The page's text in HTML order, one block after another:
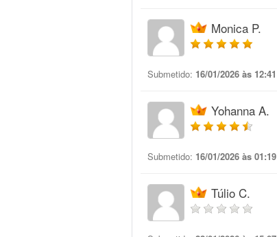
Monica P.
Submetido: 16/01/2026 às 12:41
Yohanna A.
Submetido: 16/01/2026 às 01:19
Túlio C.